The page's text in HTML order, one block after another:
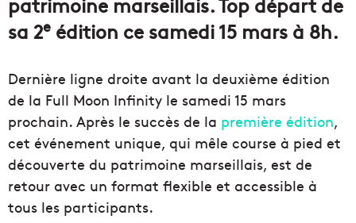
sa 2e édition ce samedi 15 mars à 8h.
Dernière ligne droite avant la deuxième édition
de la Full Moon Infinity le samedi 15 mars
prochain. Après le succès de la première édition,
cet événement unique, qui mêle course à pied et
découverte du patrimoine marseillais, est de
retour avec un format flexible et accessible à
tous les participants.